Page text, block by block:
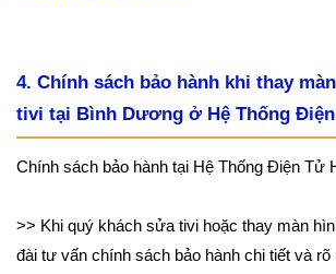
4. Chính sách bảo hành khi thay
tivi tại Bình Dương ở Hệ Thống
Chính sách bảo hành tại Hệ Thống Điện Tử
>> Khi quý khách sửa tivi hoặc thay màn
đài tư vấn chính sách bảo hành chi tiết và rõ